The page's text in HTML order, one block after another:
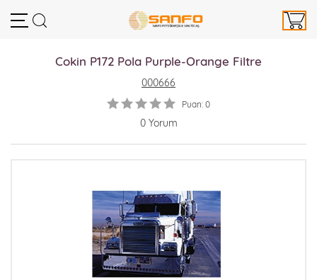
Cokin P172 Pola Purple-Orange Filtre
000666
Puan: 0
0 Yorum